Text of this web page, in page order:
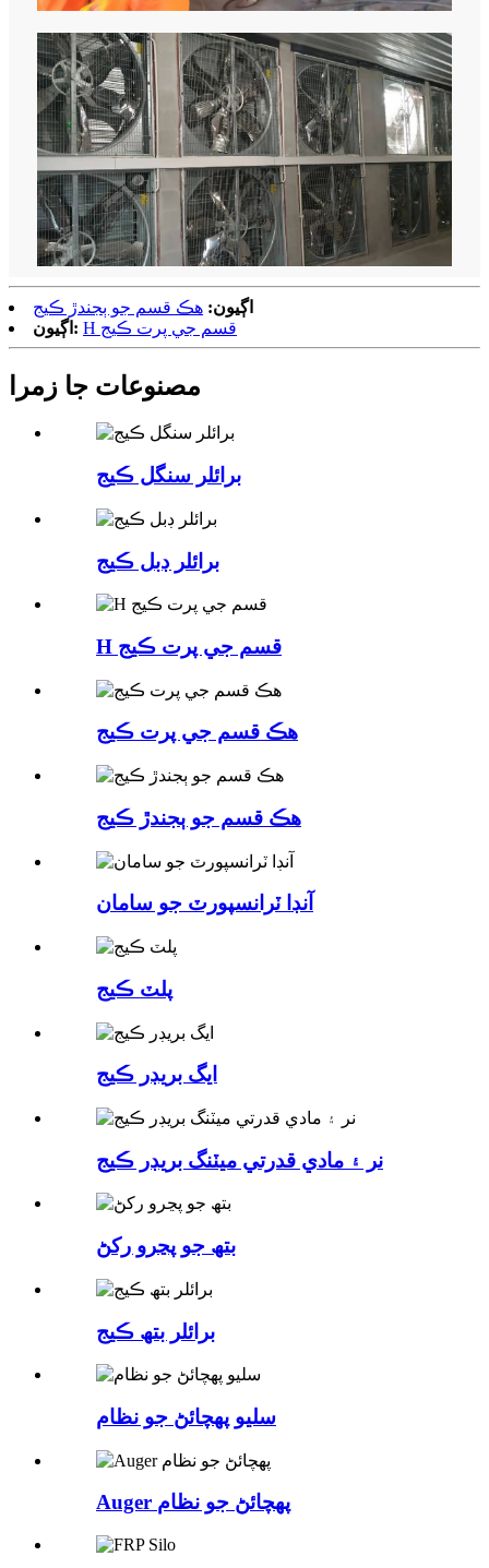
اڳيون: هڪ قسم جو ٻجندڙ ڪيج
اڳيون:
H قسم جي پرت ڪيج
مصنوعات جا زمرا
برائلر سنگل ڪيج
برائلر ڊبل ڪيج
H قسم جي پرت ڪيج
هڪ قسم جي پرت ڪيج
هڪ قسم جو ٻجندڙ ڪيج
آنڊا ٽرانسپورٽ جو سامان
پلٽ ڪيج
ايگ بريڊر ڪيج
نر ۽ مادي قدرتي ميٽنگ بريڊر ڪيج
بتھ جو پڃرو رکڻ
برائلر بتھ ڪيج
سليو پهچائڻ جو نظام
Auger پهچائڻ جو نظام